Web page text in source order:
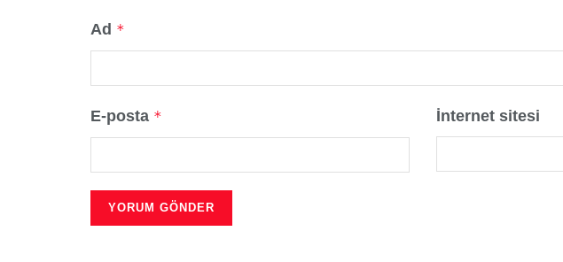
Ad *
E-posta * İnternet sitesi